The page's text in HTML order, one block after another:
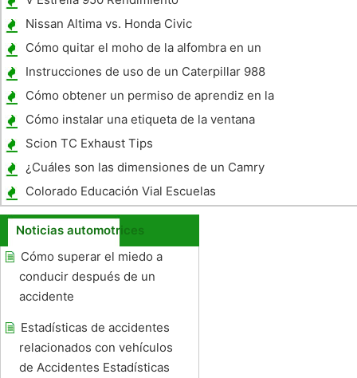
Nissan Altima vs. Honda Civic
Cómo quitar el moho de la alfombra en un
coche
Instrucciones de uso de un Caterpillar 988
cargadora
Cómo obtener un permiso de aprendiz en la
ciudad de Nueva York
Cómo instalar una etiqueta de la ventana
del coche sin burbujas de aire
Scion TC Exhaust Tips
¿Cuáles son las dimensiones de un Camry
1997?
Colorado Educación Vial Escuelas
Noticias automotrices
Cómo superar el miedo a
conducir después de un
accidente
Estadísticas de accidentes
relacionados con vehículos
de Accidentes Estadísticas